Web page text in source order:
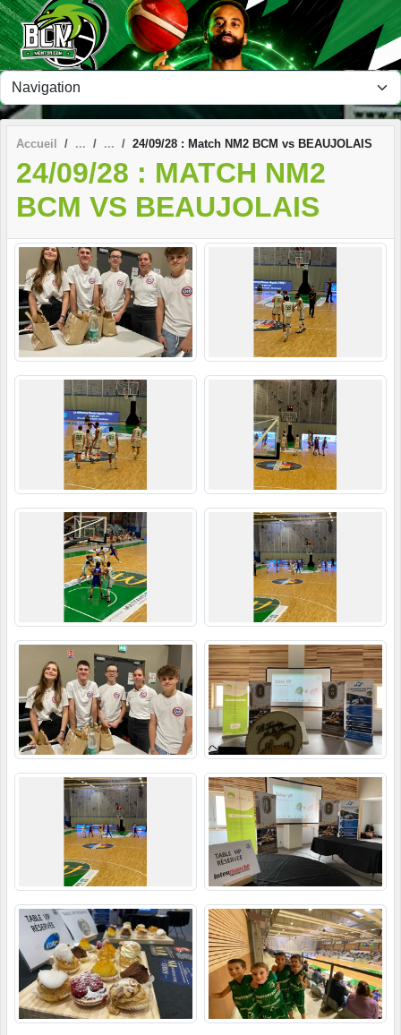
Accueil 24/09/28 : Match NM2 BCM vs BEAUJOLAIS
24/09/28 : MATCH NM2
BCM VS BEAUJOLAIS
Panneau de gestion des cookies